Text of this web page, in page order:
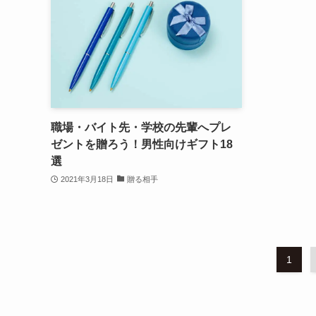
職場・バイト先・学校の先輩へプレ
ゼントを贈ろう！男性向けギフト18
選
2021年3月18日 贈る相手
1